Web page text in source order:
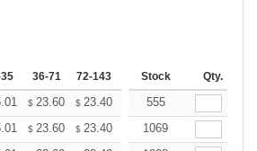
36-71 72-143 144-287 288 + More
Stock Qty.
$ 23.60 $ 23.40 22.99
555
$ 23.60 $ 23.40 22.99
1069